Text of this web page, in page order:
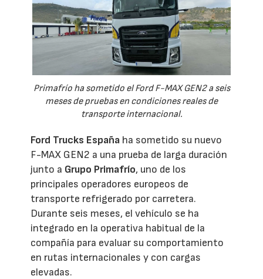
Primafrío ha sometido el Ford F-MAX GEN2 a seis
meses de pruebas en condiciones reales de
transporte internacional.
Ford Trucks España ha sometido su nuevo
F-MAX GEN2 a una prueba de larga duración
junto a Grupo Primafrío, uno de los
principales operadores europeos de
transporte refrigerado por carretera.
Durante seis meses, el vehículo se ha
integrado en la operativa habitual de la
compañía para evaluar su comportamiento
en rutas internacionales y con cargas
elevadas.